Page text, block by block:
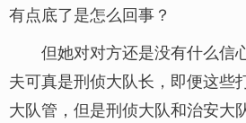
有点底了是怎么回事？
但她对对方还是没有什么信
夫可真是刑侦大队长，即便这些
大队管，但是刑侦大队和治安大